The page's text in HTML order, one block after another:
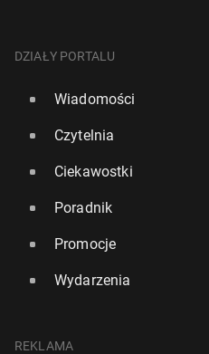
DZIAŁY PORTALU
Wiadomości
Czytelnia
Ciekawostki
Poradnik
Promocje
Wydarzenia
REKLAMA